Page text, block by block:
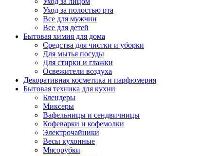
Уход за полостью рта
Все для мужчин
Все для детей
Бытовая химия для дома
Средства для чистки и уборки
Для мытья посуды
Для стирки и глажки
Освежители воздуха
Декоративная косметика и парфюмерия
Бытовая техника для кухни
Блендеры
Миксеры
Вафельницы и сендвичницы
Кофеварки и кофемолки
Электрочайники
Весы кухонные
Мясорубки